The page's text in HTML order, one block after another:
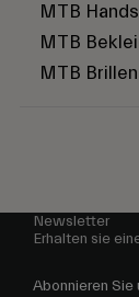
MTB
MTB
MTB Brillen
Newsletter
Erhalten sie
Abonnieren